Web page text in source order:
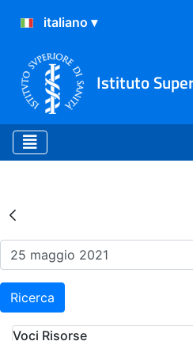
Istituto
Risultati della
Ricerca
Voci Risorse